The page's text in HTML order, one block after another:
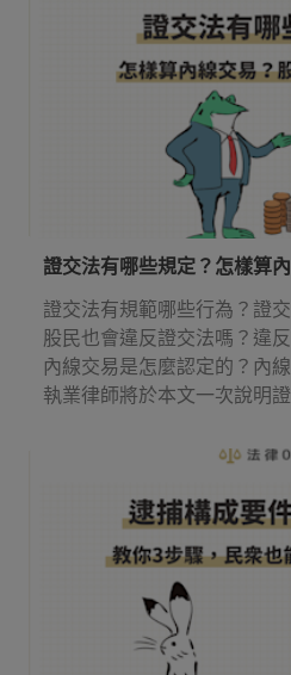
證交法有哪些規定？怎樣算
證交法有規範哪些行為？證
股民也會違反證交法嗎？違
內線交易是怎麼認定的？內
執業律師將於本文一次說明